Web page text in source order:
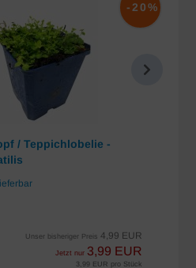
/ Teppichlobelie -
Unser bisheriger Preis 4,99 EUR
Jetzt nur 3,99 EUR
-20%
3,99 EUR pro Stück